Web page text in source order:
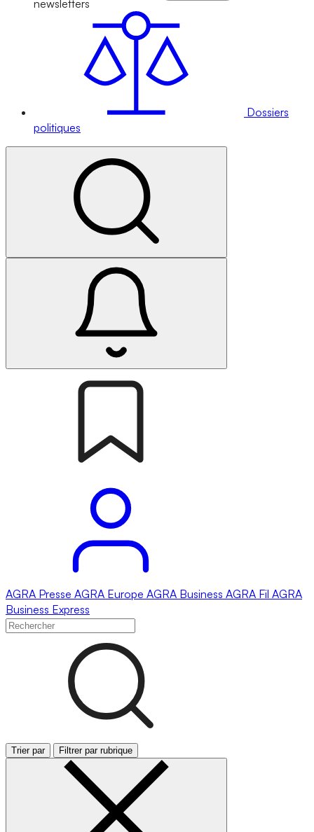
newsletters
Dossiers
politiques
AGRA Presse AGRA Europe AGRA Business AGRA Fil AGRA
Business Express
Trier par Filtrer par rubrique